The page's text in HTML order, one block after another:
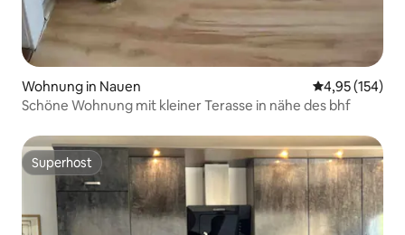
Wohnung in Nauen
4,95 (154)
Schöne Wohnung mit kleiner Terasse in nähe des bhf
Superhost
Superhost